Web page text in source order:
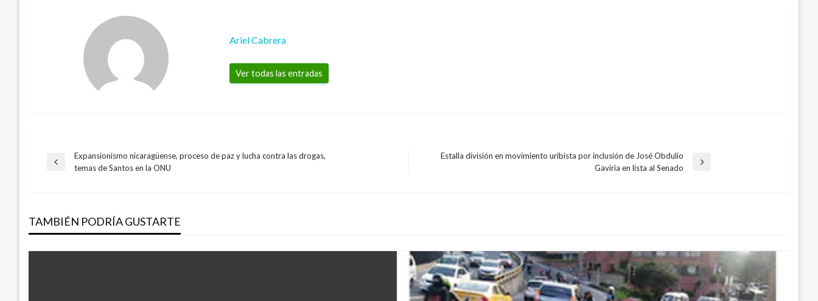
Ariel Cabrera
Ver todas las entradas
Navegación
entradas
Entrada
Expansionismo nicaragüense, proceso de paz y lucha contra las drogas,
temas de Santos en la ONU
Estalla división en movimiento uribista por inclusión de José Obdulio
Gaviria en lista al Senado
TAMBIÉN PODRÍA GUSTARTE